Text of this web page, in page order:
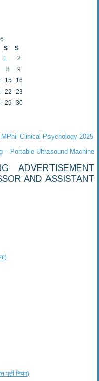
S
S
1
2
8
9
15
16
22
23
29
30
Clinical Psychology 2025
– Portable Ultrasound Machine
ADVERTISEMENT
AND ASSISTANT
नियम)